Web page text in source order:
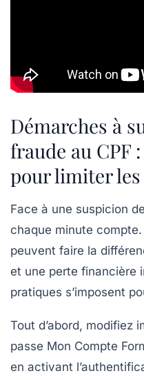
Démarches à
fraude au CPF
pour limiter les
Face à une suspicion
chaque minute
peuvent faire la
et une perte financière
pratiques s’imposent
Tout d’abord, modifiez
passe Mon Compte
en activant